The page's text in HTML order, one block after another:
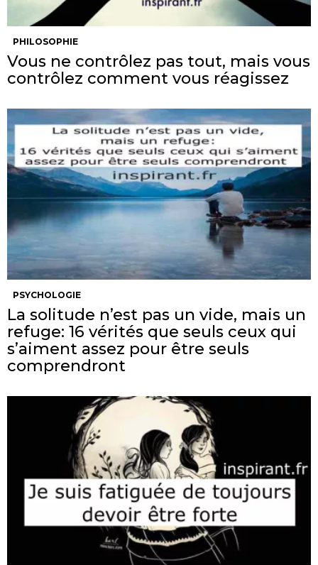
PHILOSOPHIE
Vous ne contrôlez pas tout, mais vous
contrôlez comment vous réagissez
PSYCHOLOGIE
La solitude n’est pas un vide, mais un
refuge: 16 vérités que seuls ceux qui
s’aiment assez pour être seuls
comprendront